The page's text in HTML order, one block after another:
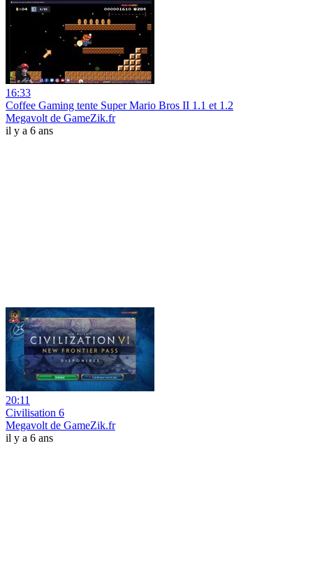
16:33
Coffee Gaming tente Super Mario Bros II 1.1 et 1.2
Megavolt de GameZik.fr
il y a 6 ans
20:11
Civilisation 6
Megavolt de GameZik.fr
il y a 6 ans